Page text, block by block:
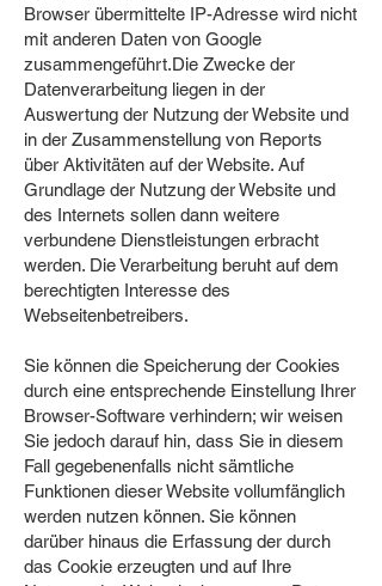
Browser übermittelte IP-Adresse wird nicht
mit anderen Daten von Google
zusammengeführt.Die Zwecke der
Datenverarbeitung liegen in der
Auswertung der Nutzung der Website und
in der Zusammenstellung von Reports
über Aktivitäten auf der Website. Auf
Grundlage der Nutzung der Website und
des Internets sollen dann weitere
verbundene Dienstleistungen erbracht
werden. Die Verarbeitung beruht auf dem
berechtigten Interesse des
Webseitenbetreibers.
Sie können die Speicherung der Cookies
durch eine entsprechende Einstellung Ihrer
Browser-Software verhindern; wir weisen
Sie jedoch darauf hin, dass Sie in diesem
Fall gegebenenfalls nicht sämtliche
Funktionen dieser Website vollumfänglich
werden nutzen können. Sie können
darüber hinaus die Erfassung der durch
das Cookie erzeugten und auf Ihre